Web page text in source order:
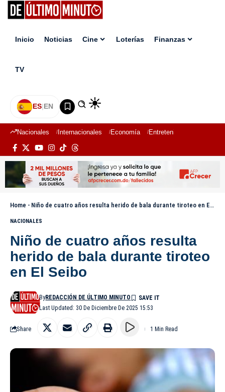
Inicio Noticias Cine Loterías Finanzas
TV
ES|EN
Nacionales Internacionales Economía Entretenimiento
Home - Niño de cuatro años resulta herido de bala durante tiroteo en El Seibo
NACIONALES
Niño de cuatro años resulta
herido de bala durante tiroteo
en El Seibo
Last Updated: 30 De Diciembre De 2025 15:53
ByREDACCIÓN DE ÚLTIMO MINUTO
Share 1 Min Read